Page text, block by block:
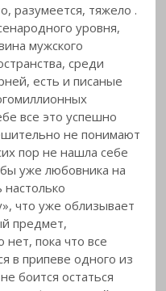
разумеется, тяжело .
уровня,
мужского
среди
есть и писаные
все это успешно
не понимают
пор не нашла себе
уже любовника на
что уже облизывает
предмет,
пока что все
в припеве одного из
боится остаться